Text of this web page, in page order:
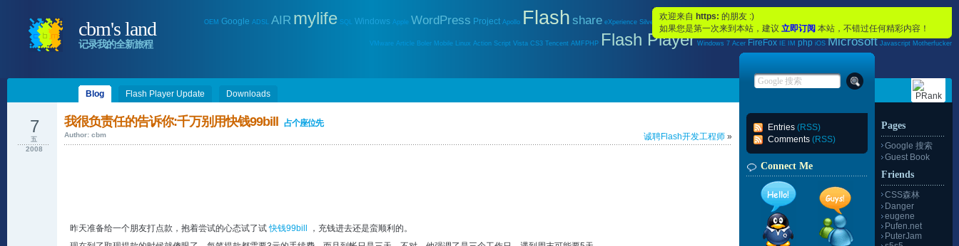
OEM Google ADSL AIR mylife SQL Windows Apple WordPress Project Apollo Flash share eXperience SilverLight RIA Adobe Sercurity Flex Builder
VMware Article Boler Mobile Linux Action Script Vista CS3 Tencent AMFPHP Flash Player Windows 7 Acer FireFox IE IM php iOS Microsoft Javascript Motherfucker
cbm's land
记录我的全新旅程
欢迎来自 https: 的朋友 :)
如果您是第一次来到本站，建议 立即订阅 本站，不错过任何精彩内容！
Blog Flash Player Update Downloads
我很负责任的告诉你:千万别用快钱99bill
占个座位先
诚聘Flash开发工程师 »
Author: cbm
7
五
2008
昨天准备给一个朋友打点款，抱着尝试的心态试了试快钱99bill
，充钱进去还是蛮顺利的。
Entries(RSS)
Comments(RSS)
Connect Me
Pages
Google 搜索
Guest Book
Friends
CSS森林
Danger
eugene
Pufen.net
PuterJam